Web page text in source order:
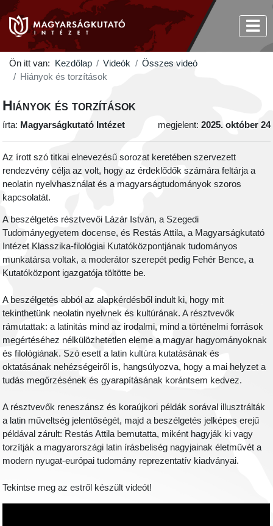
Ön itt van: Kezdőlap Videók
Összes videó
Hiányok és torzítások
Hiányok és torzítások
írta: Magyarságkutató Intézet megjelent: 2025. október 24
Az írott szó titkai elnevezésű sorozat keretében szervezett
rendezvény célja az volt, hogy az érdeklődők számára feltárja a
neolatin nyelvhasználat és a magyarságtudományok szoros
kapcsolatát.
A beszélgetés résztvevői Lázár István, a Szegedi
Tudományegyetem docense, és Restás Attila, a Magyarságkutató
Intézet Klasszika-filológiai Kutatóközpontjának tudományos
munkatársa voltak, a moderátor szerepét pedig Fehér Bence, a
Kutatóközpont igazgatója töltötte be.
A beszélgetés abból az alapkérdésből indult ki, hogy mit
tekinthetünk neolatin nyelvnek és kultúrának. A résztvevők
rámutattak: a latinitás mind az irodalmi, mind a történelmi források
megértéséhez nélkülözhetetlen eleme a magyar hagyományoknak
és filológiának. Szó esett a latin kultúra kutatásának és
oktatásának nehézségeiről is, hangsúlyozva, hogy a mai helyzet a
tudás megőrzésének és gyarapításának korántsem kedvez.
A résztvevők reneszánsz és koraújkori példák sorával illusztrálták
a latin műveltség jelentőségét, majd a beszélgetés jelképes erejű
példával zárult: Restás Attila bemutatta, miként hagyják ki vagy
torzítják a magyarországi latin írásbeliség nagyjainak életművét a
modern nyugat-európai tudomány reprezentatív kiadványai.
Tekintse meg az estről készült videót!